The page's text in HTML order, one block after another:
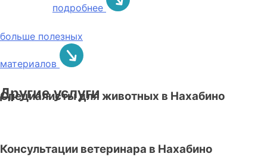
подробнее
больше полезных
материалов
Другие услуги
Специалисты для животных в Нахабино
Консультации ветеринара в Нахабино